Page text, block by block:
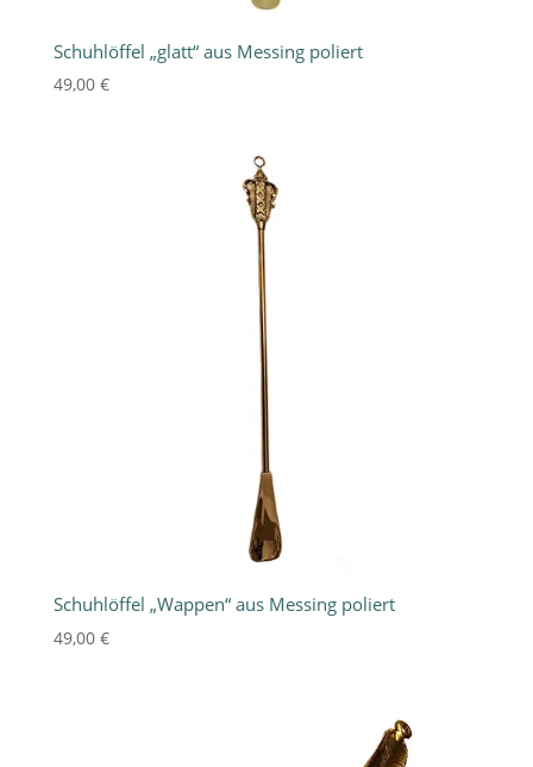
Schuhlöffel „glatt“ aus Messing poliert
49,00 €
Schuhlöffel „Wappen“ aus Messing poliert
49,00 €